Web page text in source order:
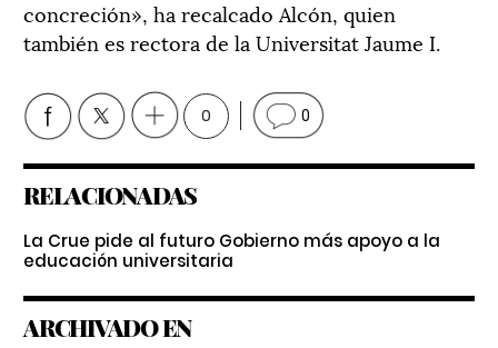
concreción», ha recalcado Alcón, quien
también es rectora de la Universitat Jaume I.
0 0
RELACIONADAS
La Crue pide al futuro Gobierno más apoyo a la
educación universitaria
ARCHIVADO EN